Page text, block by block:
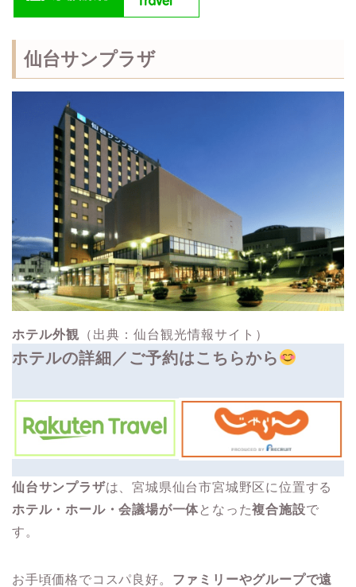
仙台サンプラザ
ホテル外観 （出典：仙台観光情報サイト）
ホテルの詳細／ご予約はこちらから
仙台サンプラザは、宮城県仙台市宮城野区に位置する
ホテル・ホール・会議場が一体となった複合施設で
す。
お手頃価格でコスパ良好。 ファミリーやグループで遠